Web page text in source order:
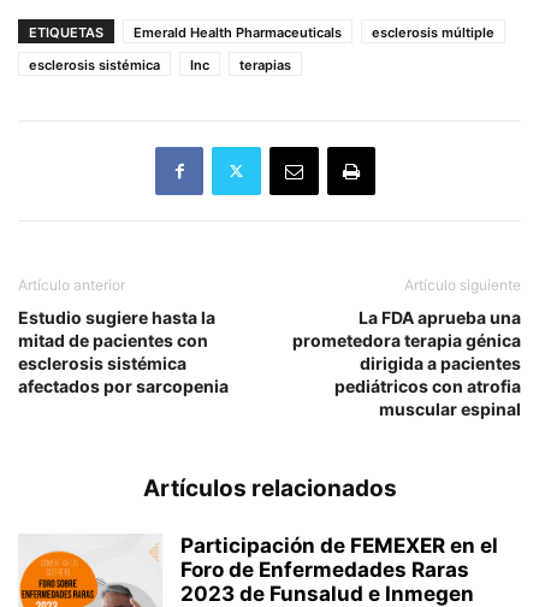
ETIQUETAS Emerald Health Pharmaceuticals
esclerosis múltiple
esclerosis sistémica
Inc terapias
Artículo anterior
Estudio sugiere hasta la
mitad de pacientes con
esclerosis sistémica
afectados por sarcopenia
Artículo siguiente
La FDA aprueba una
prometedora terapia génica
dirigida a pacientes
pediátricos con atrofia
muscular espinal
Artículos relacionados
Participación de FEMEXER en el
Foro de Enfermedades Raras
2023 de Funsalud e Inmegen